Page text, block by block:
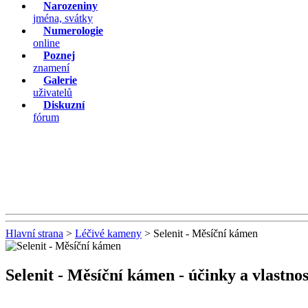
Narozeniny
jména, svátky
Numerologie
online
Poznej
znamení
Galerie
uživatelů
Diskuzní
fórum
Hlavní strana > Léčivé kameny > Selenit - Měsíční kámen
Selenit - Měsíční kámen - účinky a